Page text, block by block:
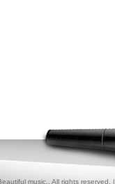
music.. All rights reserved. |